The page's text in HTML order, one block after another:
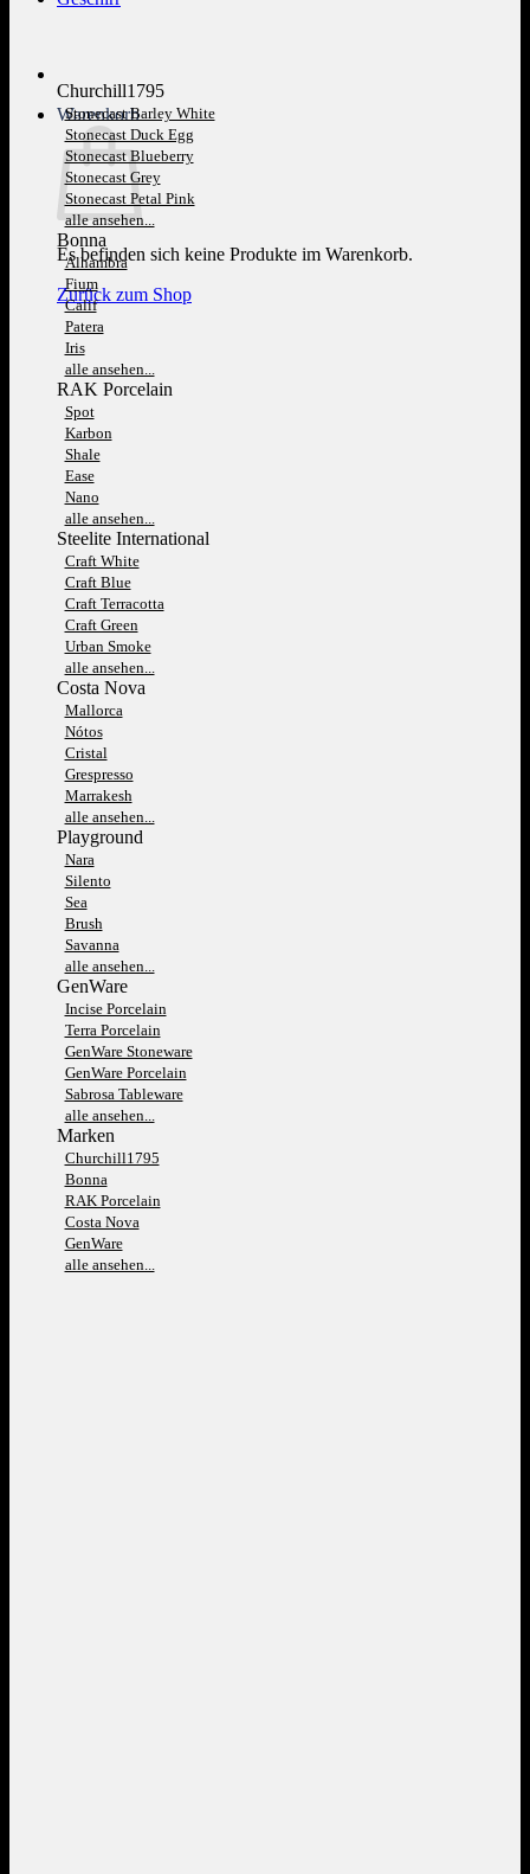
Warenkorb
Es befinden sich keine Produkte im Warenkorb.
Zurück zum Shop
Churchill1795
Stonecast Barley White
Stonecast Duck Egg
Stonecast Blueberry
Stonecast Grey
Stonecast Petal Pink
alle ansehen...
Bonna
Alhambra
Fium
Calif
Patera
Iris
alle ansehen...
RAK Porcelain
Spot
Karbon
Shale
Ease
Nano
alle ansehen...
Steelite International
Craft White
Craft Blue
Craft Terracotta
Craft Green
Urban Smoke
alle ansehen...
Costa Nova
Mallorca
Nótos
Cristal
Grespresso
Marrakesh
alle ansehen...
Playground
Nara
Silento
Sea
Brush
Savanna
alle ansehen...
GenWare
Incise Porcelain
Terra Porcelain
GenWare Stoneware
GenWare Porcelain
Sabrosa Tableware
alle ansehen...
Marken
Churchill1795
Bonna
RAK Porcelain
Costa Nova
GenWare
alle ansehen...